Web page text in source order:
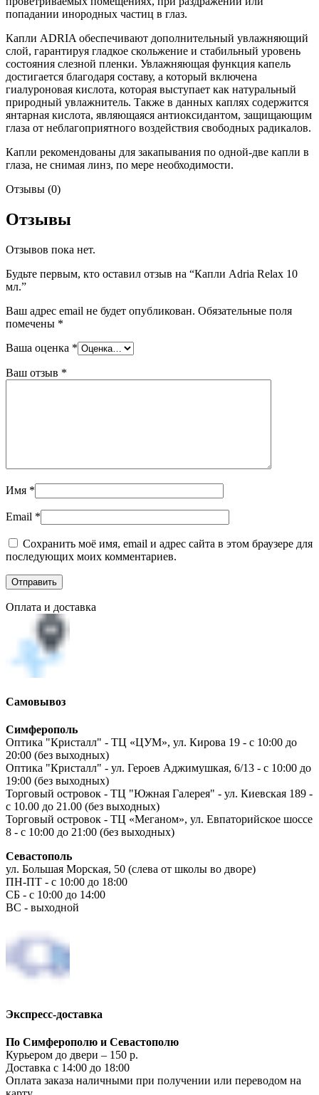
попадании инородных частиц в глаз.
Капли ADRIA обеспечивают дополнительный увлажняющий
слой, гарантируя гладкое скольжение и стабильный уровень
состояния слезной пленки. Увлажняющая функция капель
достигается благодаря составу, а который включена
гиалуроновая кислота, которая выступает как натуральный
природный увлажнитель. Также в данных каплях содержится
янтарная кислота, являющаяся антиоксидантом, защищающим
глаза от неблагоприятного воздействия свободных радикалов.
Капли рекомендованы для закапывания по одной-две капли в
глаза, не снимая линз, по мере необходимости.
Отзывы (0)
Отзывы
Отзывов пока нет.
Будьте первым, кто оставил отзыв на “Капли Adria Relax 10
мл.”
Ваш адрес email не будет опубликован. Обязательные поля
помечены *
Ваша оценка *
Ваш отзыв *
Имя *
Email *
Сохранить моё имя, email и адрес сайта в этом браузере для
последующих моих комментариев.
Оплата и доставка
Самовывоз
Симферополь
Оптика "Кристалл" - ТЦ «ЦУМ», ул. Кирова 19 - с 10:00 до
20:00 (без выходных)
Оптика "Кристалл" - ул. Героев Аджимушкая, 6/13 - с 10:00 до
19:00 (без выходных)
Торговый островок - ТЦ "Южная Галерея" - ул. Киевская 189 -
с 10.00 до 21.00 (без выходных)
Торговый островок - ТЦ «Меганом», ул. Евпаторийское шоссе
8 - с 10:00 до 21:00 (без выходных)
Севастополь
ул. Большая Морская, 50 (слева от школы во дворе)
ПН-ПТ - с 10:00 до 18:00
СБ - с 10:00 до 14:00
ВС - выходной
Экспресс-доставка
По Симферополю и Севастополю
Курьером до двери – 150 р.
Доставка с 14:00 до 18:00
Оплата заказа наличными при получении или переводом на